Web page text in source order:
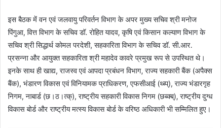
इस बैठक में वन एवं जलवायु परिवर्तन विभाग के अपर मुख्य सचिव श्री मनोज
पिंगुआ, वित्त विभाग के सचिव डॉ. रोहित यादव, कृषि एवं किसान कल्याण विभाग के
सचिव श्री सिद्धार्थ कोमल परदेशी, सहकारिता विभाग के सचिव डॉ. सी.आर.
प्रसन्ना और आयुक्त सहकारिता श्री महादेव कावरे प्रमुख रूप से उपस्थित थे।
इनके साथ ही खाद्य, राजस्व एवं आपदा प्रबंधन विभाग, राज्य सहकारी बैंक (अपैक्स
बैंक), भंडारण विकास एवं विनियामक प्राधिकरण, एफसीआई (थ्ब्प्), राज्य भंडारगृह
निगम, नाबार्ड (छ।ठ।त्क्), राष्ट्रीय सहकारी विकास निगम (छब्क्ब्), राष्ट्रीय दुग्ध
विकास बोर्ड और राष्ट्रीय मत्स्य विकास बोर्ड के वरिष्ठ अधिकारी भी सम्मिलित हुए।